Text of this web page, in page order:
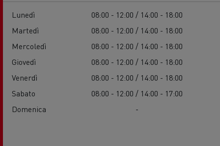
Lunedì
08:00 - 12:00 / 14:00 - 18:00
Martedì
08:00 - 12:00 / 14:00 - 18:00
Mercoledì
08:00 - 12:00 / 14:00 - 18:00
Giovedì
08:00 - 12:00 / 14:00 - 18:00
Venerdì
08:00 - 12:00 / 14:00 - 18:00
Sabato
08:00 - 12:00 / 14:00 - 17:00
Domenica
-